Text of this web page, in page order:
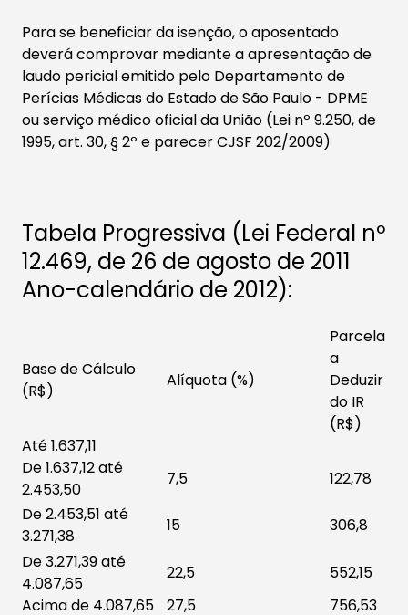
​Para se beneficiar da isenção, o aposentado
deverá comprovar mediante a apresentação de
laudo pericial emitido pelo Departamento de
Perícias Médicas do Estado de São Paulo - DPME
ou serviço médico oficial da União (Lei nº 9.250, de
1995, art. 30, § 2º e parecer CJSF 202/2009)
Tabela Progressiva (Lei Federal nº
12.469, de 26 de agosto de 2011
Ano-calendário de 2012): ​
Base de Cálculo
(R$)
Alíquota (%)
Parcela
a
Deduzir
do IR
(R$)
Até 1.637,11
De 1.637,12 até
2.453,50
7,5
122,78
De 2.453,51 até
3.271,38
15
306,8
De 3.271,39 até
4.087,65
22,5
552,15
Acima de 4.087,65
27,5 756,53